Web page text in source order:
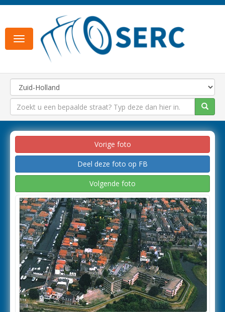
Toggle
navigation
Vorige foto
Deel deze foto op FB
Volgende foto